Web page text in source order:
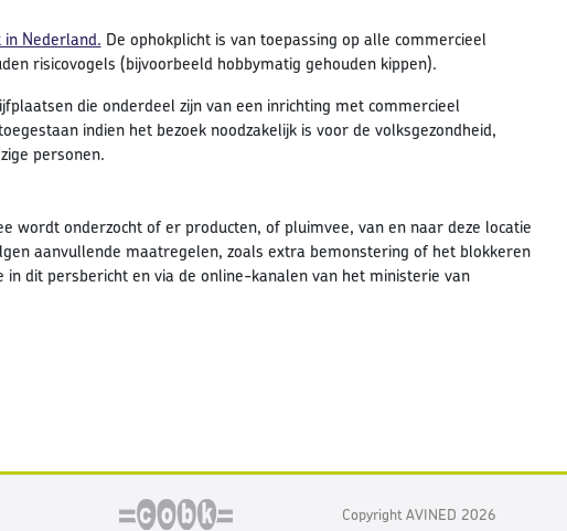
Nederland. De ophokplicht is van toepassing op alle commercieel
risicovogels (bijvoorbeeld hobbymatig gehouden kippen).
die onderdeel zijn van een inrichting met commercieel
indien het bezoek noodzakelijk is voor de volksgezondheid,
personen.
wordt onderzocht of er producten, of pluimvee, van en naar deze locatie
aanvullende maatregelen, zoals extra bemonstering of het blokkeren
dit persbericht en via de online-kanalen van het ministerie van
Copyright AVINED 2026